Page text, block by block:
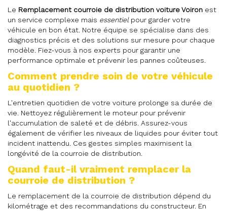
Le Remplacement courroie de distribution voiture Voiron est
un service complexe mais essentielpour garder votre
véhicule en bon état. Notre équipe se spécialise dans des
diagnostics précis et des solutions sur mesure pour chaque
modèle. Fiez-vous à nos experts pour garantir une
performance optimale et prévenir les pannes coûteuses.
Comment prendre soin de votre véhicule
au quotidien ?
L'entretien quotidien de votre voiture prolonge sa durée de
vie. Nettoyez régulièrement le moteur pour prévenir
l'accumulation de saleté et de débris. Assurez-vous
également de vérifier les niveaux de liquides pour éviter tout
incident inattendu. Ces gestes simples maximisent la
longévité de la courroie de distribution.
Quand faut-il vraiment remplacer la
courroie de distribution ?
Le remplacement de la courroie de distribution dépend du
kilométrage et des recommandations du constructeur. En